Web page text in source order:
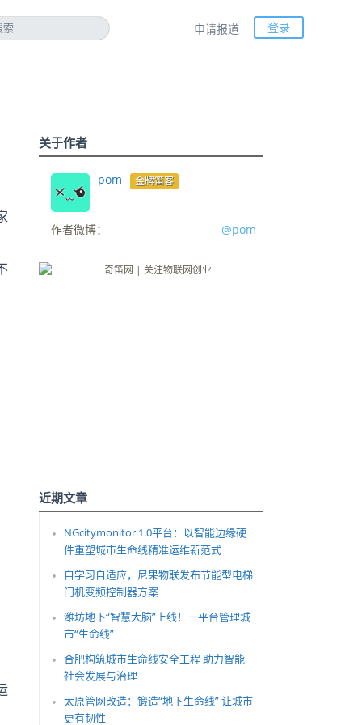
申请报道 登录
关于作者
pom 金牌笛客
作者微博： @pom
近期文章
NGcitymonitor 1.0平台：以智能边缘硬
件重塑城市生命线精准运维新范式
自学习自适应，尼果物联发布节能型电梯
门机变频控制器方案
潍坊地下“智慧大脑”上线！一平台管理城
市“生命线”
合肥构筑城市生命线安全工程 助力智能
社会发展与治理
太原管网改造：锻造“地下生命线” 让城市
更有韧性